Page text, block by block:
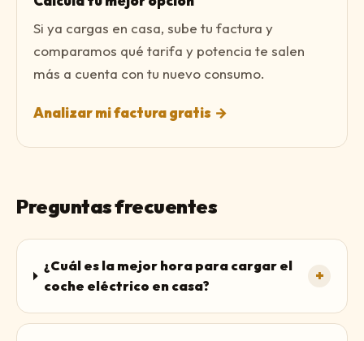
Si ya cargas en casa, sube tu factura y
comparamos qué tarifa y potencia te salen
más a cuenta con tu nuevo consumo.
Analizar mi factura gratis →
Preguntas frecuentes
¿Cuál es la mejor hora para cargar el
coche eléctrico en casa?
+